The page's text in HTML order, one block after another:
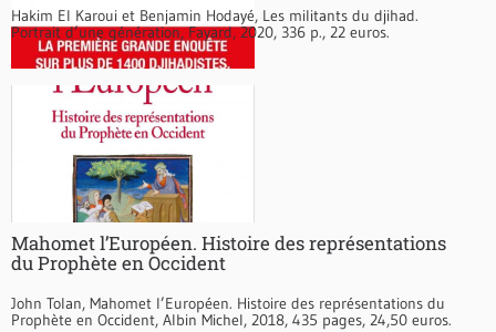
Hakim El Karoui et Benjamin Hodayé, Les militants du djihad.
Portrait d’une génération, Fayard, 2020, 336 p., 22 euros.
Mahomet l’Européen. Histoire des représentations
du Prophète en Occident
John Tolan, Mahomet l’Européen. Histoire des représentations du
Prophète en Occident, Albin Michel, 2018, 435 pages, 24,50 euros.